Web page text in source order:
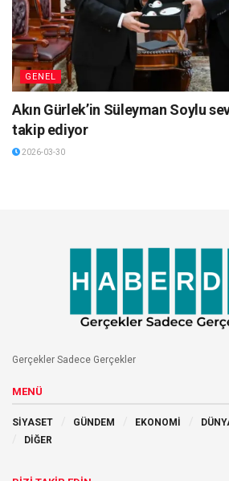
GENEL
Akın Gürlek’in Süleyman Soylu
takip ediyor
2026-03-30
Gerçekler Sadece Gerçekler
MENÜ
SİYASET GÜNDEM EKONOMİ
DİĞER